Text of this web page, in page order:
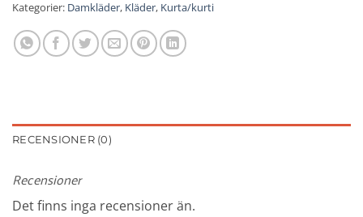
Kategorier: Damkläder, Kläder, Kurta/kurti
RECENSIONER (0)
Recensioner
Det finns inga recensioner än.